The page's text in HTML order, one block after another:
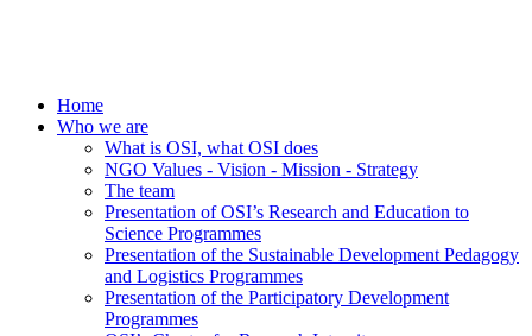
Home
Who we are
What is OSI, what OSI does
NGO Values - Vision - Mission - Strategy
The team
Presentation of OSI’s Research and Education to
Science Programmes
Presentation of the Sustainable Development Pedagogy
and Logistics Programmes
Presentation of the Participatory Development
Programmes